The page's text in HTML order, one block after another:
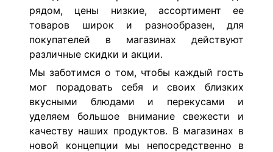
рядом, цены низкие, ассортимент ее
товаров широк и разнообразен, для
покупателей в магазинах действуют
различные скидки и акции.
Мы заботимся о том, чтобы каждый гость
мог порадовать себя и своих близких
вкусными блюдами и перекусами и
уделяем большое внимание свежести и
качеству наших продуктов. В магазинах в
новой концепции мы непосредственно в